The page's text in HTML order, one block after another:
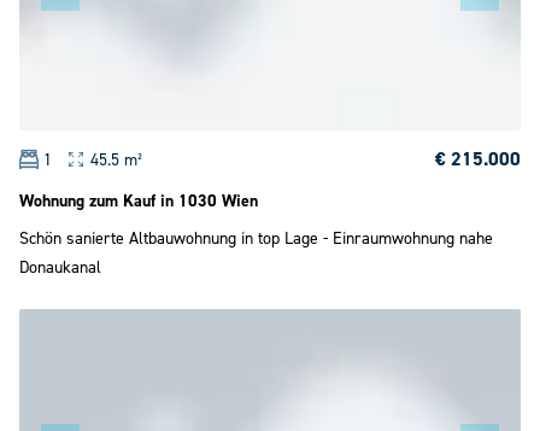
1 45.5 m² € 215.000
Wohnung zum Kauf in 1030 Wien
Schön sanierte Altbauwohnung in top Lage - Einraumwohnung nahe
Donaukanal